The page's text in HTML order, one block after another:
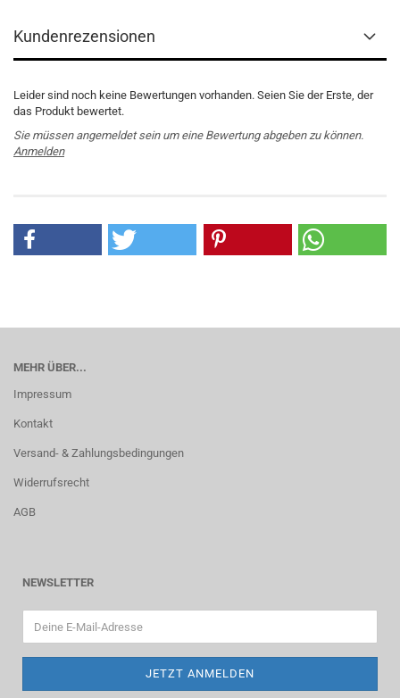
Kundenrezensionen
Leider sind noch keine Bewertungen vorhanden. Seien Sie der Erste, der
das Produkt bewertet.
Sie müssen angemeldet sein um eine Bewertung abgeben zu können.
Anmelden
MEHR ÜBER...
Impressum
Kontakt
Versand- & Zahlungsbedingungen
Widerrufsrecht
AGB
NEWSLETTER